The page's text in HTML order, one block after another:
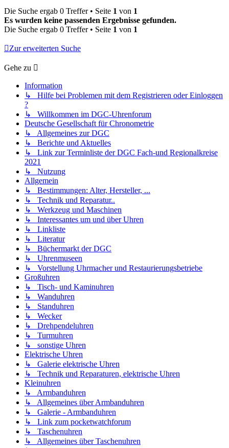
Die Suche ergab 0 Treffer • Seite 1 von 1
Es wurden keine passenden Ergebnisse gefunden.
Die Suche ergab 0 Treffer • Seite 1 von 1
Zur erweiterten Suche
Gehe zu
Information
↳ Hilfe bei Problemen mit dem Registrieren oder Einloggen
?
↳ Willkommen im DGC-Uhrenforum
Deutsche Gesellschaft für Chronometrie
↳ Allgemeines zur DGC
↳ Berichte und Aktuelles
↳ Link zur Terminliste der DGC Fach-und Regionalkreise
2021
↳ Nutzung
Allgemein
↳ Bestimmungen: Alter, Hersteller, ...
↳ Technik und Reparatur..
↳ Werkzeug und Maschinen
↳ Interessantes um und über Uhren
↳ Linkliste
↳ Literatur
↳ Büchermarkt der DGC
↳ Uhrenmuseen
↳ Vorstellung Uhrmacher und Restaurierungsbetriebe
Großuhren
↳ Tisch- und Kaminuhren
↳ Wanduhren
↳ Standuhren
↳ Wecker
↳ Drehpendeluhren
↳ Turmuhren
↳ sonstige Uhren
Elektrische Uhren
↳ Galerie elektrische Uhren
↳ Technik und Reparaturen, elektrische Uhren
Kleinuhren
↳ Armbanduhren
↳ Allgemeines über Armbanduhren
↳ Galerie - Armbanduhren
↳ Link zum pocketwatchforum
↳ Taschenuhren
↳ Allgemeines über Taschenuhren